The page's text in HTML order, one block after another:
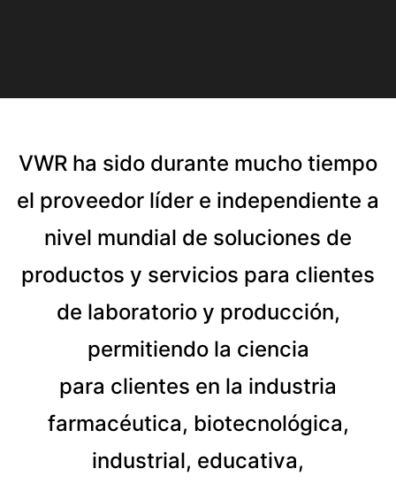
VWR ha sido durante mucho tiempo
el proveedor líder e independiente a
nivel mundial de soluciones de
productos y servicios para clientes
de laboratorio y producción,
permitiendo la ciencia
para clientes en la industria
farmacéutica, biotecnológica,
industrial, educativa,